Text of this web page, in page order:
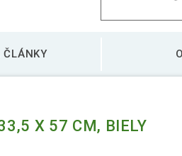
ČLÁNKY
X 57 CM, BIELY